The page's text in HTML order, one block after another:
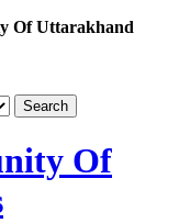
Of Uttarakhand
Of